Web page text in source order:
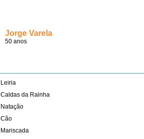
Jorge Varela
50 anos
Leiria
Caldas da Rainha
Natação
Cão
Mariscada